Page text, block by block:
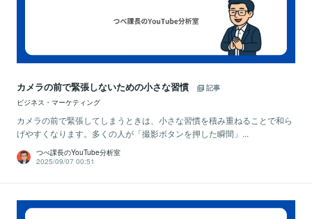
カメラの前で緊張しないための小さな習慣
記事
ビジネス・マーケティング
カメラの前で緊張してしまうときは、小さな習慣を積み重ねることで和ら
げやすくなります。多くの人が「撮影ボタンを押した瞬間」...
つべ課長のYouTube分析室
2025/09/07 00:51